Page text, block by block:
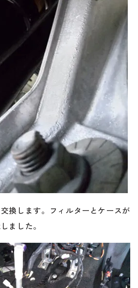
換します。フィルターとケースが
ました。